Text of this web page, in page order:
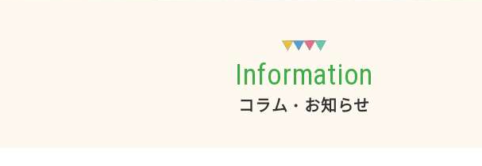
Information
コラム・お知らせ